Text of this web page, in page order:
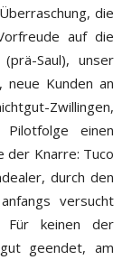
die
auf die
Saul), unser
neue Kunden an
Zwillingen,
einen
der Knarre: Tuco
durch den
anfangs versucht
Für keinen der
geendet, am